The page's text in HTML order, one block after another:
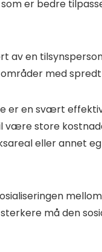
er bedre
av en
med
er en svært
være store
eller annet
må den